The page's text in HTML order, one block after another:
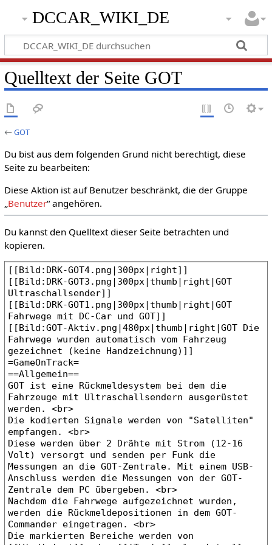
DCCAR_WIKI_DE
Quelltext der Seite GOT
←GOT
Du bist aus dem folgenden Grund nicht berechtigt, diese
Seite zu bearbeiten:
Diese Aktion ist auf Benutzer beschränkt, die der Gruppe
„Benutzer“ angehören.
Du kannst den Quelltext dieser Seite betrachten und
kopieren.